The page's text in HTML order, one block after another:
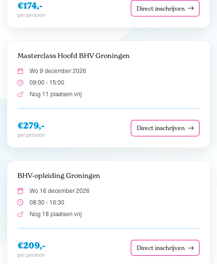
€174,-
per persoon
Direct inschrijven
Masterclass Hoofd BHV Groningen
Wo 9 december 2026
09:00 - 15:00
Nog 11 plaatsen vrij
€279,-
per persoon
Direct inschrijven
BHV-opleiding Groningen
Wo 16 december 2026
08:30 - 16:30
Nog 18 plaatsen vrij
€209,-
per persoon
Direct inschrijven